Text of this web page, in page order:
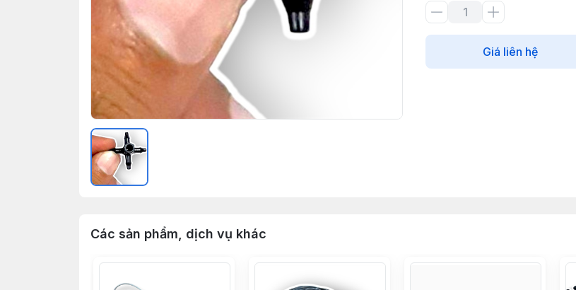
Giá liên hệ
Các sản phẩm, dịch vụ khác